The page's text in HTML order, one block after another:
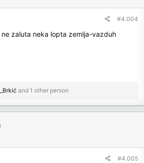
#4.004
ne zaluta neka lopta zemlja-vazduh
and 1 other person
#4.005